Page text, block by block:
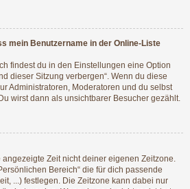
mein Benutzername in der Online-Liste
findest du in den Einstellungen eine Option
dieser Sitzung verbergen“. Wenn du diese
Administratoren, Moderatoren und du selbst
wirst dann als unsichtbarer Besucher gezählt.
Zeit nicht deiner eigenen Zeitzone.
Bereich“ die für dich passende
...) festlegen. Die Zeitzone kann dabei nur